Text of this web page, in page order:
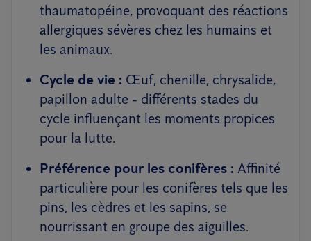
thaumatopéine, provoquant des réactions
allergiques sévères chez les humains et
les animaux.
Cycle de vie : Œuf, chenille, chrysalide,
papillon adulte - différents stades du
cycle influençant les moments propices
pour la lutte.
Préférence pour les conifères : Affinité
particulière pour les conifères tels que les
pins, les cèdres et les sapins, se
nourrissant en groupe des aiguilles.